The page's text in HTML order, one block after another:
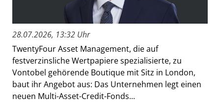
28.07.2026, 13:32 Uhr
TwentyFour Asset Management, die auf
festverzinsliche Wertpapiere spezialisierte, zu
Vontobel gehörende Boutique mit Sitz in London,
baut ihr Angebot aus: Das Unternehmen legt einen
neuen Multi-Asset-Credit-Fonds...